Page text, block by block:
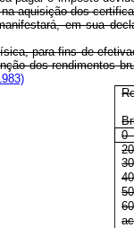
aquisição dos
em sua
para fins de
dos rendimentos
0